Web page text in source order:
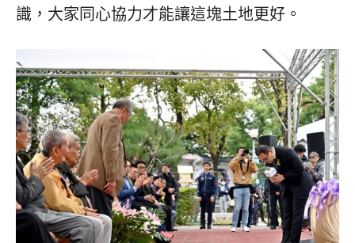
識，大家同心協力才能讓這塊土地更好。